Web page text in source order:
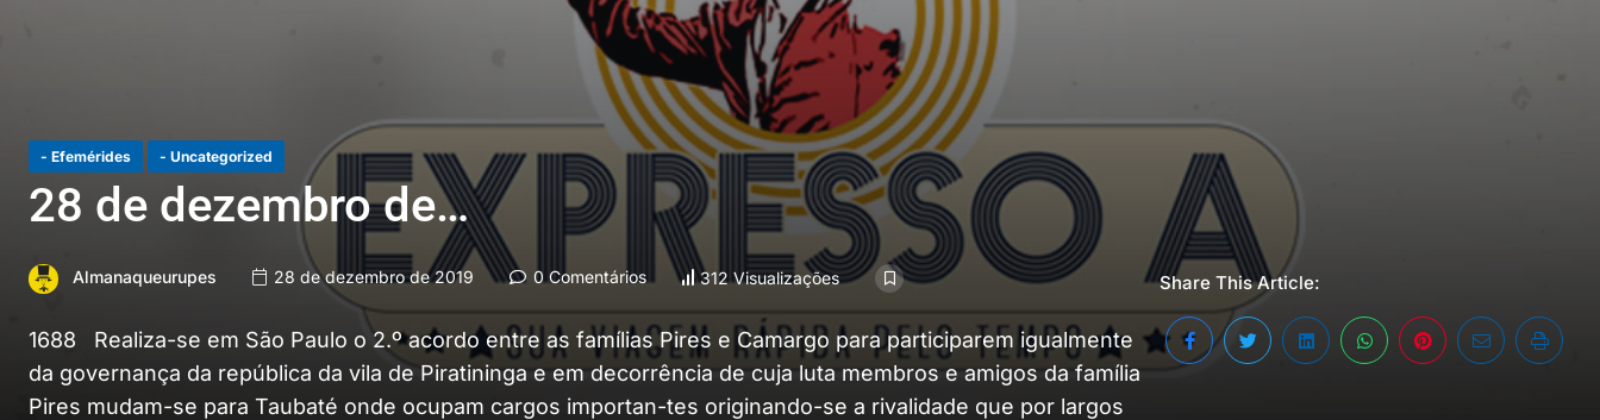
- Efemérides - Uncategorized
28 de dezembro de…
Almanaqueurupes 28 de dezembro de 2019 0 Comentários 312 Visualizações
1688 Realiza-se em São Paulo o 2.º acordo entre as famílias Pires e Camargo para participarem igualmente
da governança da república da vila de Piratininga e em decorrência de cuja luta membros e amigos da família
Pires mudam-se para Taubaté onde ocupam cargos importan-tes originando-se a rivalidade que por largos
Share This Article: